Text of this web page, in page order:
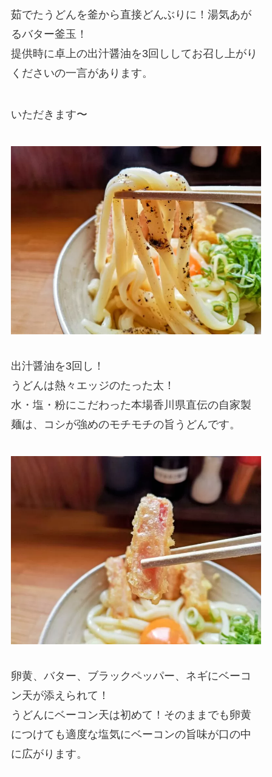
茹でたうどんを釜から直接どんぶりに！湯気あが
るバター釜玉！
提供時に卓上の出汁醤油を3回ししてお召し上がり
くださいの一言があります。
いただきます〜
出汁醤油を3回し！
うどんは熱々エッジのたった太！
水・塩・粉にこだわった本場香川県直伝の自家製
麺は、コシが強めのモチモチの旨うどんです。
卵黄、バター、ブラックペッパー、ネギにベーコ
ン天が添えられて！
うどんにベーコン天は初めて！そのままでも卵黄
につけても適度な塩気にベーコンの旨味が口の中
に広がります。